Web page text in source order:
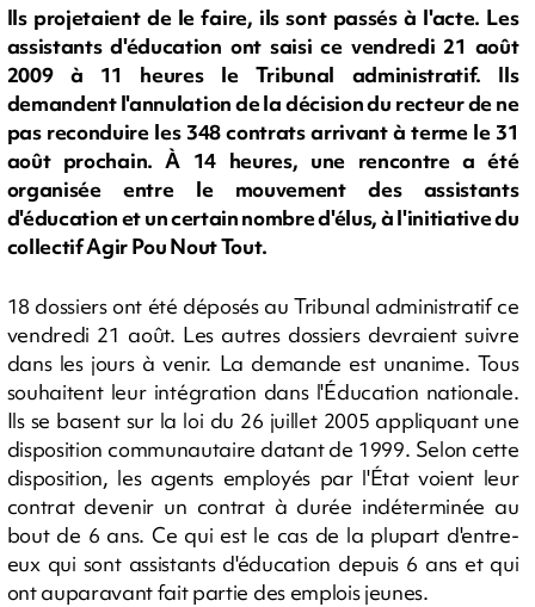
Ils projetaient de le faire, ils sont passés à l'acte. Les
assistants d'éducation ont saisi ce vendredi 21 août
2009 à 11 heures le Tribunal administratif. Ils
demandent l'annulation de la décision du recteur de ne
pas reconduire les 348 contrats arrivant à terme le 31
août prochain. À 14 heures, une rencontre a été
organisée entre le mouvement des assistants
d'éducation et un certain nombre d'élus, à l'initiative du
collectif Agir Pou Nout Tout.
18 dossiers ont été déposés au Tribunal administratif ce
vendredi 21 août. Les autres dossiers devraient suivre
dans les jours à venir. La demande est unanime. Tous
souhaitent leur intégration dans l'Éducation nationale.
Ils se basent sur la loi du 26 juillet 2005 appliquant une
disposition communautaire datant de 1999. Selon cette
disposition, les agents employés par l'État voient leur
contrat devenir un contrat à durée indéterminée au
bout de 6 ans. Ce qui est le cas de la plupart d'entre-
eux qui sont assistants d'éducation depuis 6 ans et qui
ont auparavant fait partie des emplois jeunes.